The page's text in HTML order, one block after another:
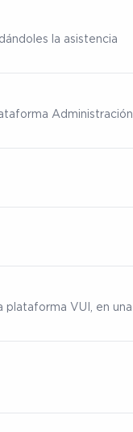
la asistencia
Administración
VUI, en una